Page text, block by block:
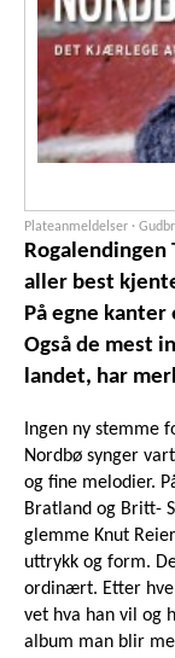
Plateanmeldelser ·
Rogalendingen
aller best
På egne
Også de mest
landet, har
Ingen ny stemme
Nordbø synger
og fine melodier.
Bratland og Britt-
glemme Knut
uttrykk og form.
ordinært. Etter
vet hva han vil og
album man blir